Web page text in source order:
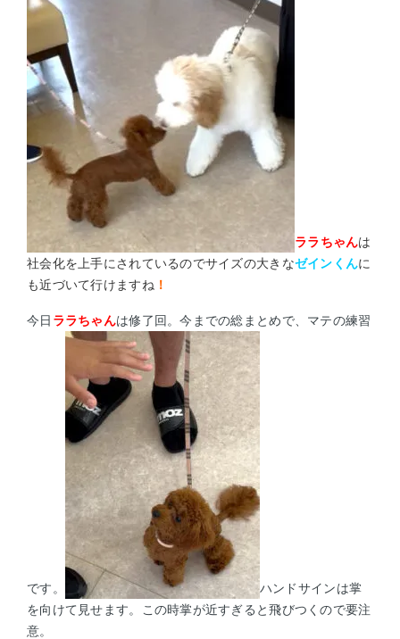
ララちゃんは
社会化を上手にされているのでサイズの大きなゼインくんに
も近づいて行けますね！
今日 ララちゃんは修了回。今までの総まとめで、マテの練習
です。
ハンドサインは掌
を向けて見せます。この時掌が近すぎると飛びつくので要注
意。